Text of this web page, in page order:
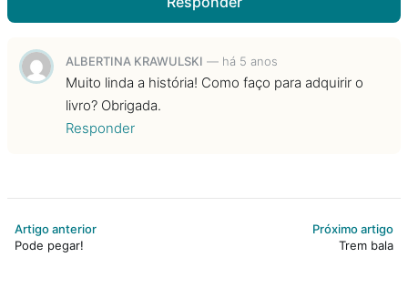
ALBERTINA KRAWULSKI — há 5 anos
Muito linda a história! Como faço para adquirir o
livro? Obrigada.
Responder
Artigo anterior
Pode pegar!
Próximo artigo
Trem bala